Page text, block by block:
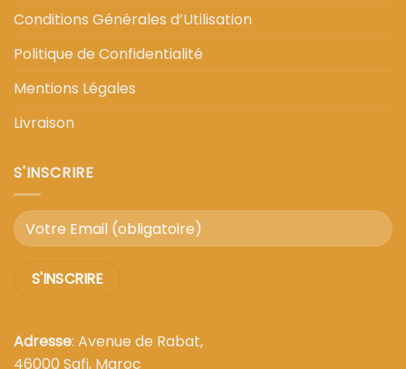
Conditions Générales d’Utilisation
Politique de Confidentialité
Mentions Légales
Livraison
S'INSCRIRE
Adresse: Avenue de Rabat,
46000 Safi, Maroc